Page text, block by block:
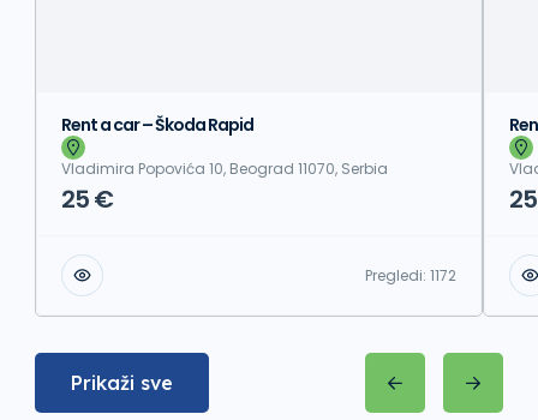
Rent a car – Škoda Rapid
Vladimira Popovića 10, Beograd 11070, Serbia
25 €
Pregledi:1172
Prikaži sve